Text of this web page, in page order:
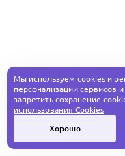
Мы используем cookies и
персонализации сервисов
запретить сохранение
использования Cookies
Хорошо